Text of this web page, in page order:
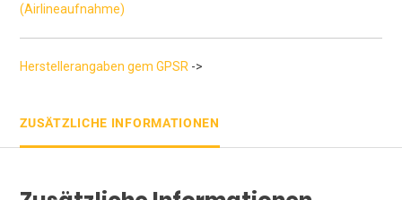
(Airlineaufnahme)
Herstellerangaben gem GPSR ->
ZUSÄTZLICHE INFORMATIONEN